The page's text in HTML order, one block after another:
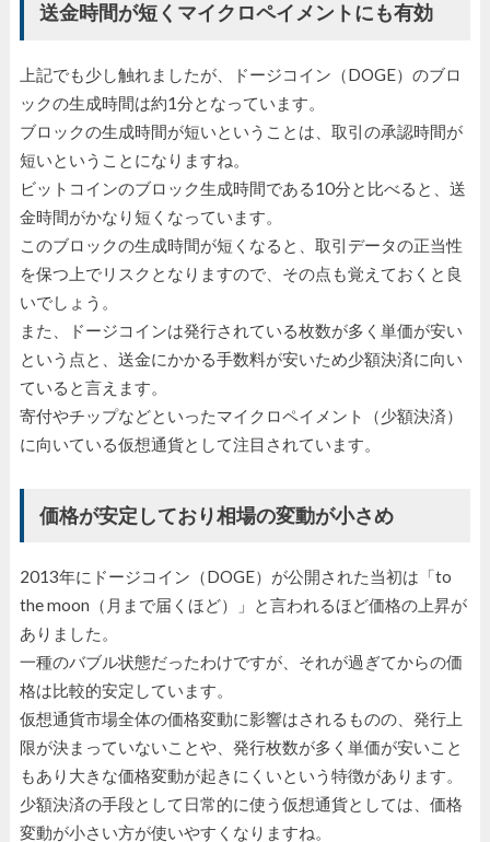
送金時間が短くマイクロペイメントにも有効
上記でも少し触れましたが、ドージコイン（DOGE）のブロ
ックの生成時間は約1分となっています。
ブロックの生成時間が短いということは、取引の承認時間が
短いということになりますね。
ビットコインのブロック生成時間である10分と比べると、送
金時間がかなり短くなっています。
このブロックの生成時間が短くなると、取引データの正当性
を保つ上でリスクとなりますので、その点も覚えておくと良
いでしょう。
また、ドージコインは発行されている枚数が多く単価が安い
という点と、送金にかかる手数料が安いため少額決済に向い
ていると言えます。
寄付やチップなどといったマイクロペイメント（少額決済）
に向いている仮想通貨として注目されています。
価格が安定しており相場の変動が小さめ
2013年にドージコイン（DOGE）が公開された当初は「to
the moon（月まで届くほど）」と言われるほど価格の上昇が
ありました。
一種のバブル状態だったわけですが、それが過ぎてからの価
格は比較的安定しています。
仮想通貨市場全体の価格変動に影響はされるものの、発行上
限が決まっていないことや、発行枚数が多く単価が安いこと
もあり大きな価格変動が起きにくいという特徴があります。
少額決済の手段として日常的に使う仮想通貨としては、価格
変動が小さい方が使いやすくなりますね。